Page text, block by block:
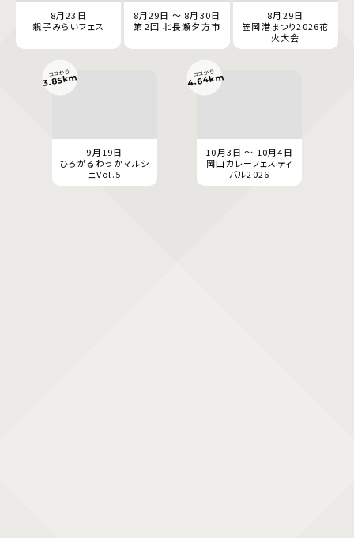
8月23日
親子みらいフェス
8月29日 ～ 8月30日
第２回 北長瀬夕方市
8月29日
笠岡港まつり2026花
火大会
9月19日
ひろがるわっかマルシ
ェVol.5
ココから
3.85km
10月3日 ～ 10月4日
岡山カレーフェスティ
バル2026
ココから
4.64km